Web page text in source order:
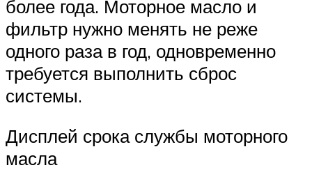
более года. Моторное масло и
фильтр нужно менять не реже
одного раза в год, одновременно
требуется выполнить сброс
системы.
Дисплей срока службы моторного
масла